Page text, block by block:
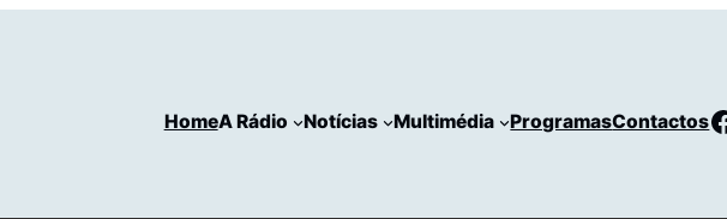
HomeA Rádio Notícias Multimédia ProgramasContactosFacebook